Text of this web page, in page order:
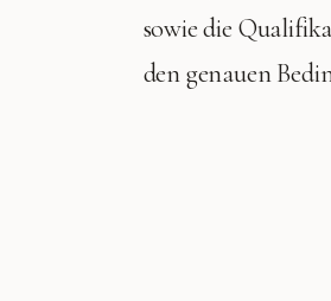
sowie die
den genauen